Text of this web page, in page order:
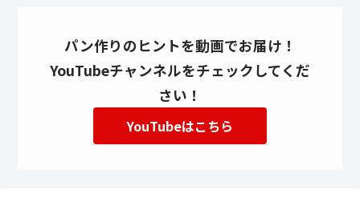
パン作りのヒントを動画でお届け！
YouTubeチャンネルをチェックしてくだ
さい！
YouTubeはこちら